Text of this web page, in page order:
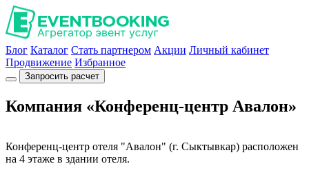
Блог Каталог Стать партнером Акции Личный кабинет
Продвижение Избранное
Запросить расчет
Компания «Конференц-центр Авалон»
Конференц-центр отеля "Авалон" (г. Сыктывкар) расположен
на 4 этаже в здании отеля.